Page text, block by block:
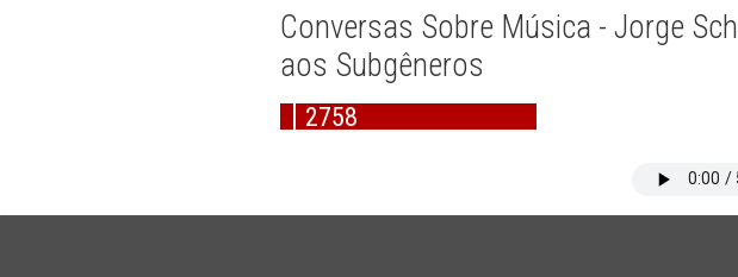
Conversas Sobre Música - Jorge
aos Subgêneros
2758